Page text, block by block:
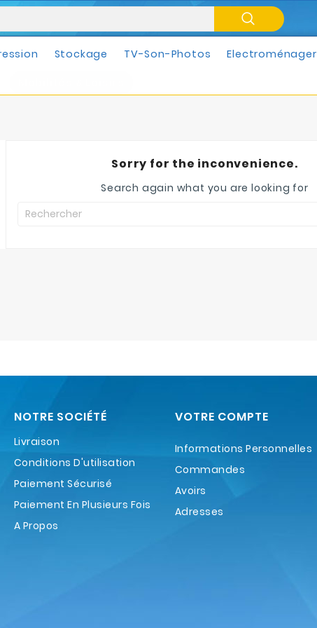
Stockage TV-Son-Photos Electroménager
Sorry for the inconvenience.
Search again what you are looking for
NOTRE SOCIÉTÉ
Livraison
Conditions D'utilisation
Paiement Sécurisé
Paiement En Plusieurs Fois
A Propos
VOTRE COMPTE
Informations Personnelles
Commandes
Avoirs
Adresses